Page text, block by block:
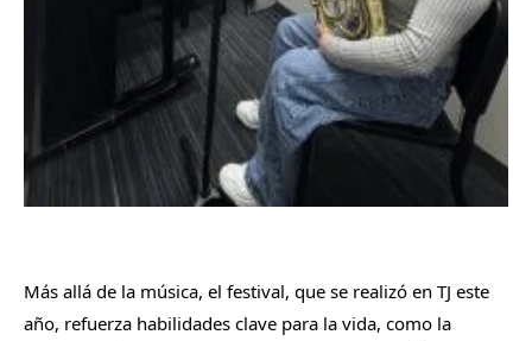
Más allá de la música, el festival, que se realizó en TJ este
año, refuerza habilidades clave para la vida, como la